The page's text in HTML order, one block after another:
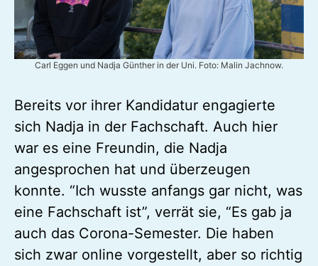
Carl Eggen und Nadja Günther in der Uni. Foto: Malin Jachnow.
Bereits vor ihrer Kandidatur engagierte
sich Nadja in der Fachschaft. Auch hier
war es eine Freundin, die Nadja
angesprochen hat und überzeugen
konnte. “Ich wusste anfangs gar nicht, was
eine Fachschaft ist”, verrät sie, “Es gab ja
auch das Corona-Semester. Die haben
sich zwar online vorgestellt, aber so richtig